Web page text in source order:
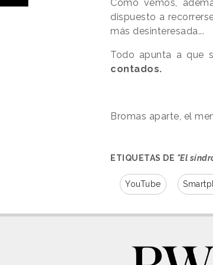
Como vemos,
dispuesto a
más desinteresada...
Todo apunta a que
contados.
Bromas aparte, el
ETIQUETAS DE "El
YouTube